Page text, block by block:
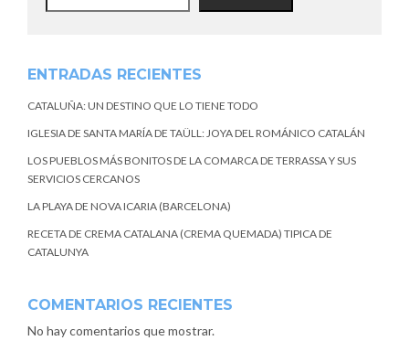
ENTRADAS RECIENTES
CATALUÑA: UN DESTINO QUE LO TIENE TODO
IGLESIA DE SANTA MARÍA DE TAÜLL: JOYA DEL ROMÁNICO CATALÁN
LOS PUEBLOS MÁS BONITOS DE LA COMARCA DE TERRASSA Y SUS
SERVICIOS CERCANOS
LA PLAYA DE NOVA ICARIA (BARCELONA)
RECETA DE CREMA CATALANA (CREMA QUEMADA) TIPICA DE
CATALUNYA
COMENTARIOS RECIENTES
No hay comentarios que mostrar.